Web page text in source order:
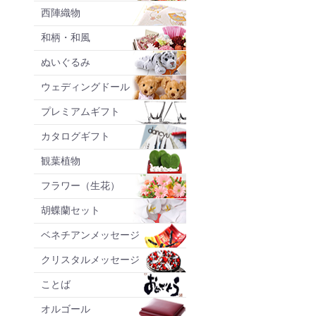
西陣織物
和柄・和風
ぬいぐるみ
ウェディングドール
プレミアムギフト
カタログギフト
観葉植物
フラワー（生花）
胡蝶蘭セット
ベネチアンメッセージ
クリスタルメッセージ
ことば
オルゴール